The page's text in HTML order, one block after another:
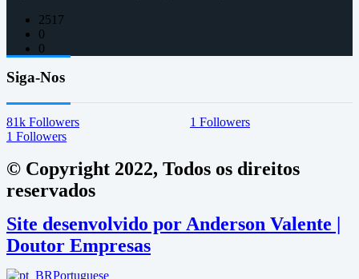
2517
0
0
Siga-Nos
81k Followers 1 Followers
1 Followers
© Copyright 2022, Todos os direitos
reservados
Site desenvolvido por Anderson Valente |
Doutor Empresas
Portuguese